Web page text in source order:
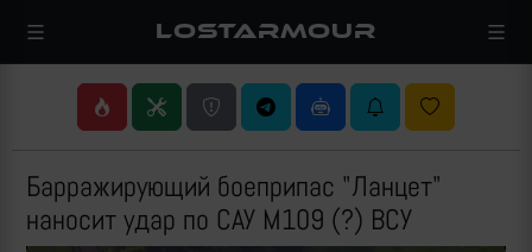
LOSTARMOUR
Барражирующий боеприпас "Ланцет"
наносит удар по САУ M109 (?) ВСУ